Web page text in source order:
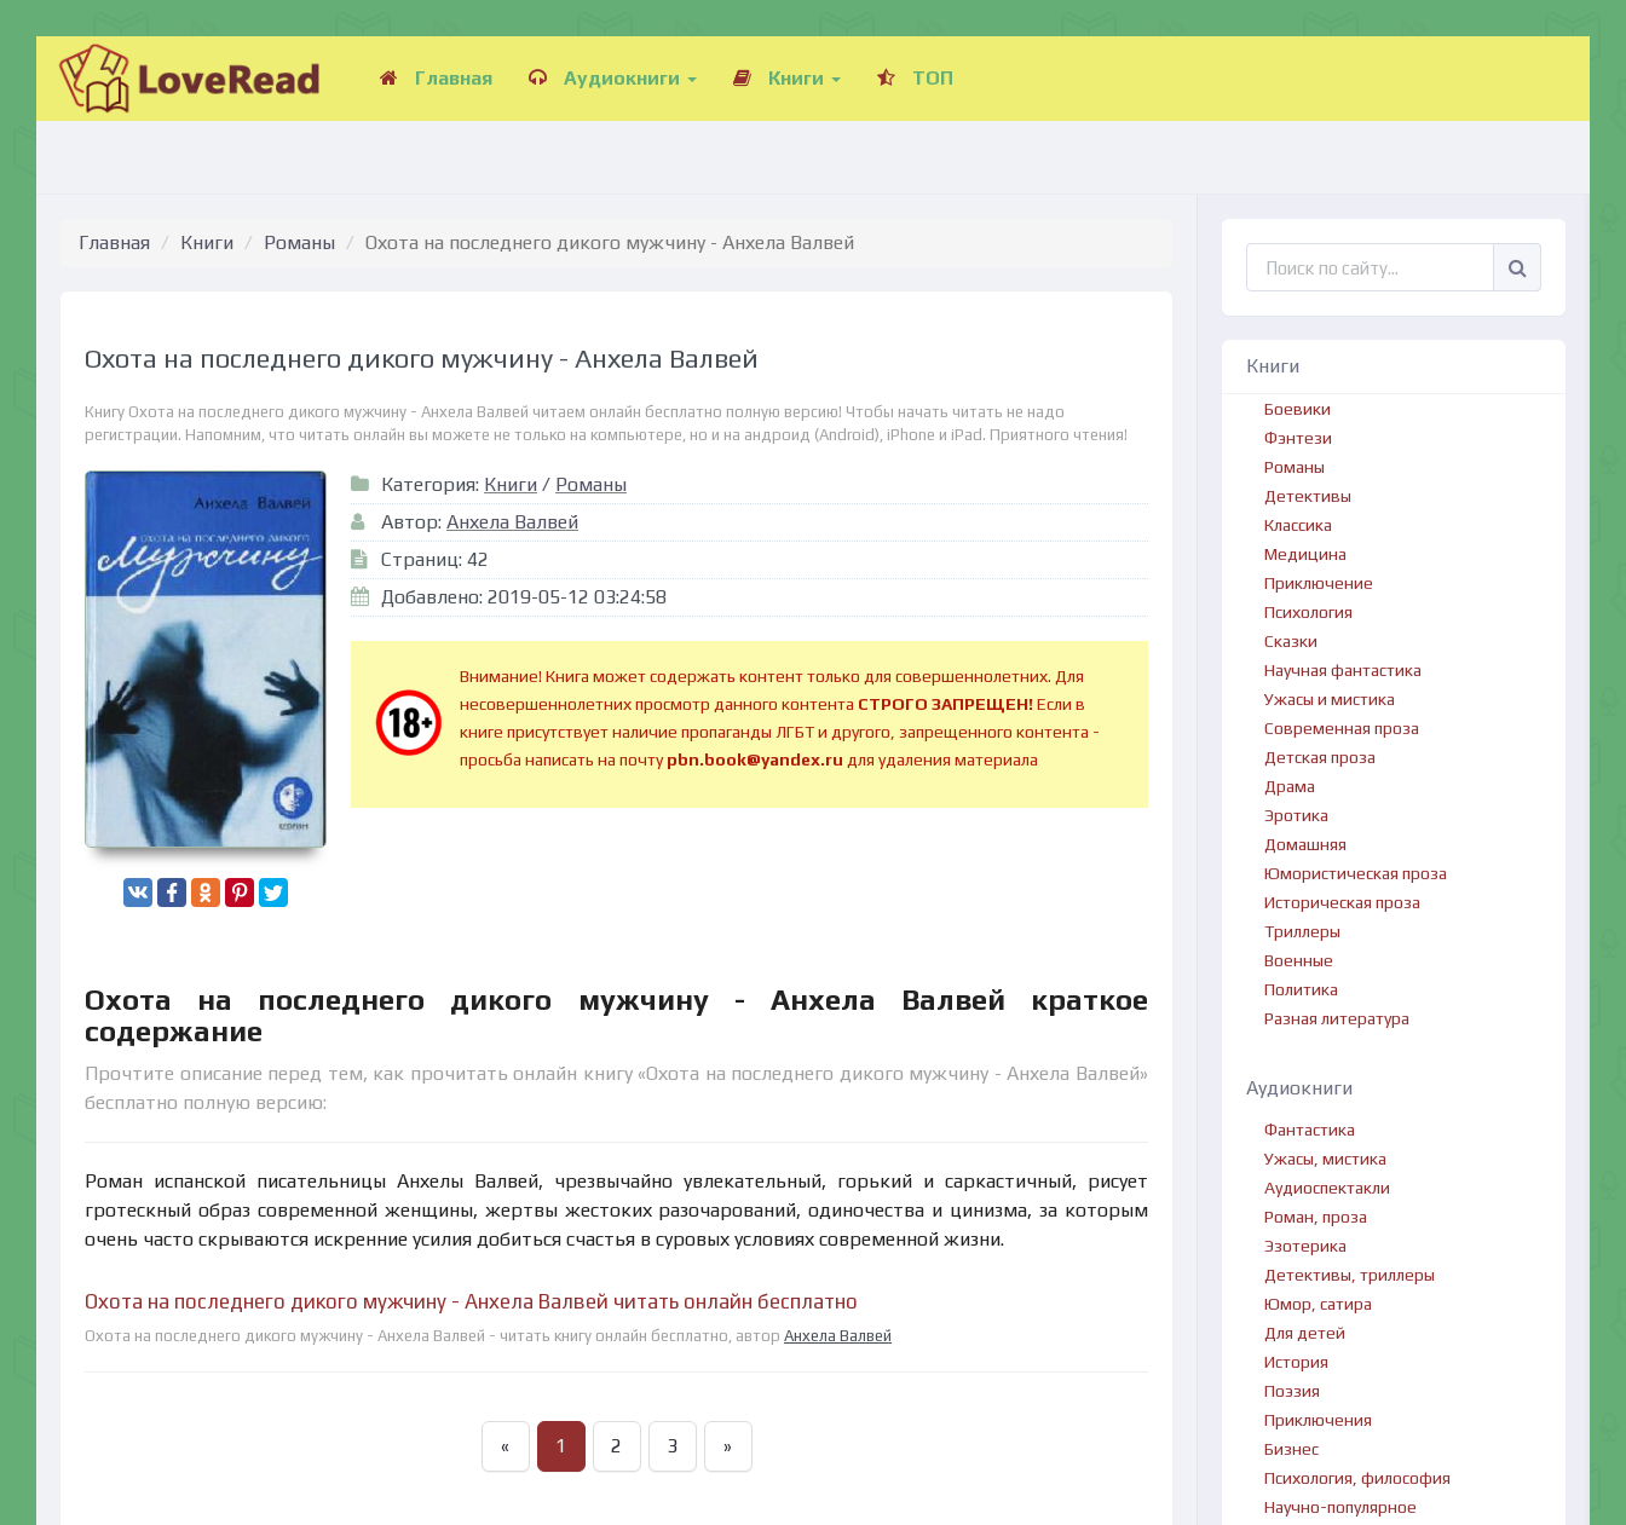
Главная Аудиокниги Книги ТОП
Главная Книги Романы Охота на последнего дикого мужчину - Анхела Валвей
Охота на последнего дикого мужчину - Анхела Валвей
Книгу Охота на последнего дикого мужчину - Анхела Валвей читаем онлайн бесплатно полную версию! Чтобы начать читать не надо
регистрации. Напомним, что читать онлайн вы можете не только на компьютере, но и на андроид (Android), iPhone и iPad. Приятного чтения!
Категория: Книги / Романы
Автор: Анхела Валвей
Страниц: 42
Добавлено: 2019-05-12 03:24:58
Внимание! Книга может содержать контент только для совершеннолетних. Для
несовершеннолетних просмотр данного контента СТРОГО ЗАПРЕЩЕН!Если в
книге присутствует наличие пропаганды ЛГБТ и другого, запрещенного контента -
просьба написать на почтуpbn.book@yandex.ru для удаления материала
Охота на последнего дикого мужчину - Анхела Валвей краткое
содержание
Прочтите описание перед тем, как прочитать онлайн книгу «Охота на последнего дикого мужчину - Анхела Валвей»
бесплатно полную версию:
Роман испанской писательницы Анхелы Валвей, чрезвычайно увлекательный, горький и саркастичный, рисует
гротескный образ современной женщины, жертвы жестоких разочарований, одиночества и цинизма, за которым
очень часто скрываются искренние усилия добиться счастья в суровых условиях современной жизни.
Охота на последнего дикого мужчину - Анхела Валвей читать онлайн бесплатно
Охота на последнего дикого мужчину - Анхела Валвей - читать книгу онлайн бесплатно, автор Анхела Валвей
« 1 2 3 »
Книги
Боевики
Фэнтези
Романы
Детективы
Классика
Медицина
Приключение
Психология
Сказки
Научная фантастика
Ужасы и мистика
Современная проза
Детская проза
Драма
Эротика
Домашняя
Юмористическая проза
Историческая проза
Триллеры
Военные
Политика
Разная литература
Аудиокниги
Фантастика
Ужасы, мистика
Аудиоспектакли
Роман, проза
Эзотерика
Детективы, триллеры
Юмор, сатира
Для детей
История
Поэзия
Приключения
Бизнес
Психология, философия
Научно-популярное